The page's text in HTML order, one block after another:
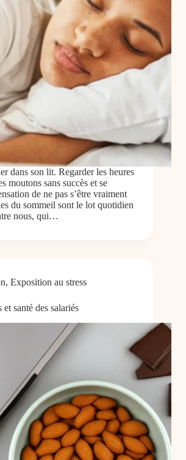
dans son lit. Regarder les heures
moutons sans succès et se
de ne pas s’être vraiment
du sommeil sont le lot quotidien
nous, qui…
, Exposition au stress
santé des salariés